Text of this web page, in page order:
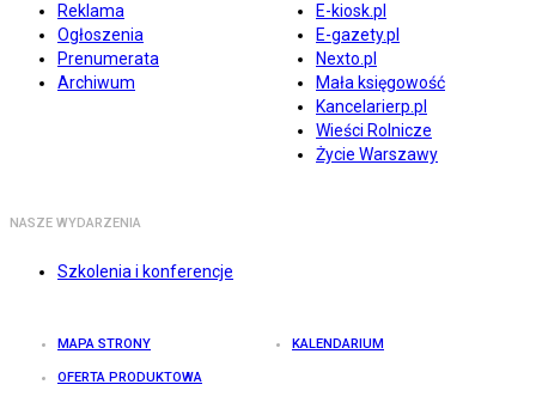
Reklama
Ogłoszenia
Prenumerata
Archiwum
E-kiosk.pl
E-gazety.pl
Nexto.pl
Mała księgowość
Kancelarierp.pl
Wieści Rolnicze
Życie Warszawy
NASZE WYDARZENIA
Szkolenia i konferencje
MAPA STRONY KALENDARIUM
OFERTA PRODUKTOWA